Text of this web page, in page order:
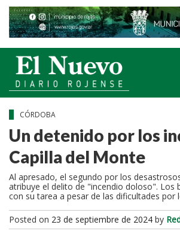
CÓRDOBA
Un detenido por los
Capilla del Monte
Al apresado, el segundo por los
atribuye el delito de "incendio doloso". Los
con su tarea a pesar de las dificultades por
Posted on 23 de septiembre de 2024 by